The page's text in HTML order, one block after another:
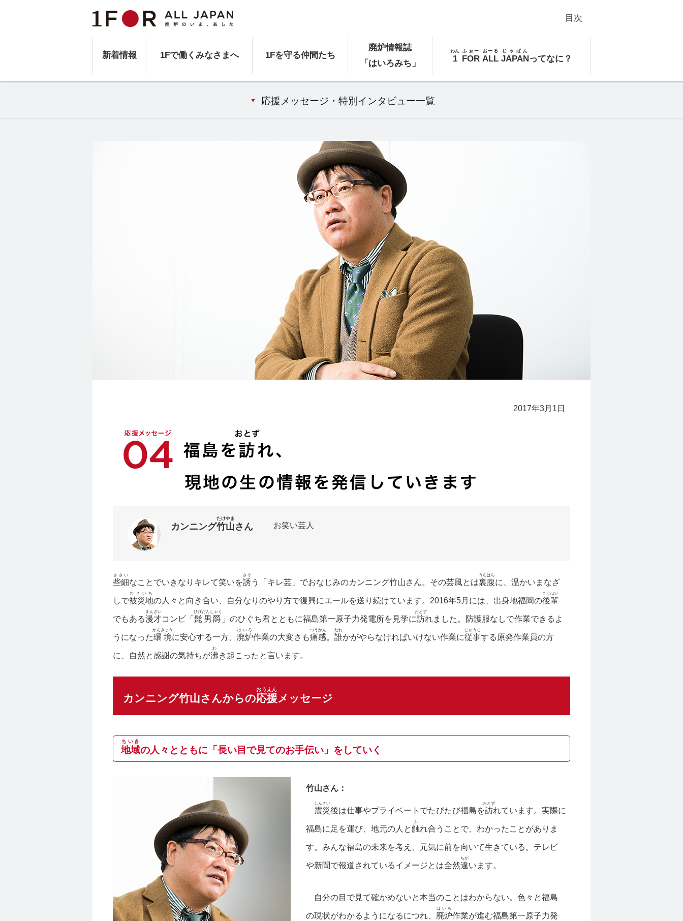
新着情報 1Fで働くみなさまへ 1Fを守る仲間たち
廃炉情報誌
「はいろみち」
1
わん
FOR
ふぉー
ALL
おーる
JAPAN
じゃぱん
ってなに？
目次
応援メッセージ・特別インタビュー一覧
2017年3月1日
カンニング竹山
たけやま
さん お笑い芸人
些細
ささい
なことでいきなりキレて笑いを誘
さそ
う「キレ芸」でおなじみのカンニング竹山さん。その芸風とは裏腹
うらはら
に、温かいまなざ
しで被災地
ひさいち
の人々と向き合い、自分なりのやり方で復興にエールを送り続けています。2016年5月には、出身地福岡の後輩
こうはい
でもある漫才
まんざい
コンビ「髭男爵
ひげだんしゃく
」のひぐち君とともに福島第一原子力発電所を見学に訪
おとず
れました。防護服なしで作業できるよ
うになった環境
かんきょう
に安心する一方、 廃炉
はいろ
作業の大変さも痛感
つうかん
。 誰
だれ
かがやらなければいけない作業に従事
じゅうじ
する原発作業員の方
に、自然と感謝の気持ちが沸
わ
き起こったと言います。
カンニング竹山さんからの応援
おうえん
メッセージ
地域
ちいき
の人々とともに「長い目で見てのお手伝い」をしていく
竹山さん：
震災
しんさい
後は仕事やプライベートでたびたび福島を訪
おとず
れています。実際に
福島に足を運び、地元の人と触
ふ
れ合うことで、わかったことがありま
す。みんな福島の未来を考え、元気に前を向いて生きている。テレビ
や新聞で報道されているイメージとは全然違
ちが
います。
自分の目で見て確かめないと本当のことはわからない。色々と福島
の現状がわかるようになるにつれ、 廃炉
はいろ
作業が進む福島第一原子力発